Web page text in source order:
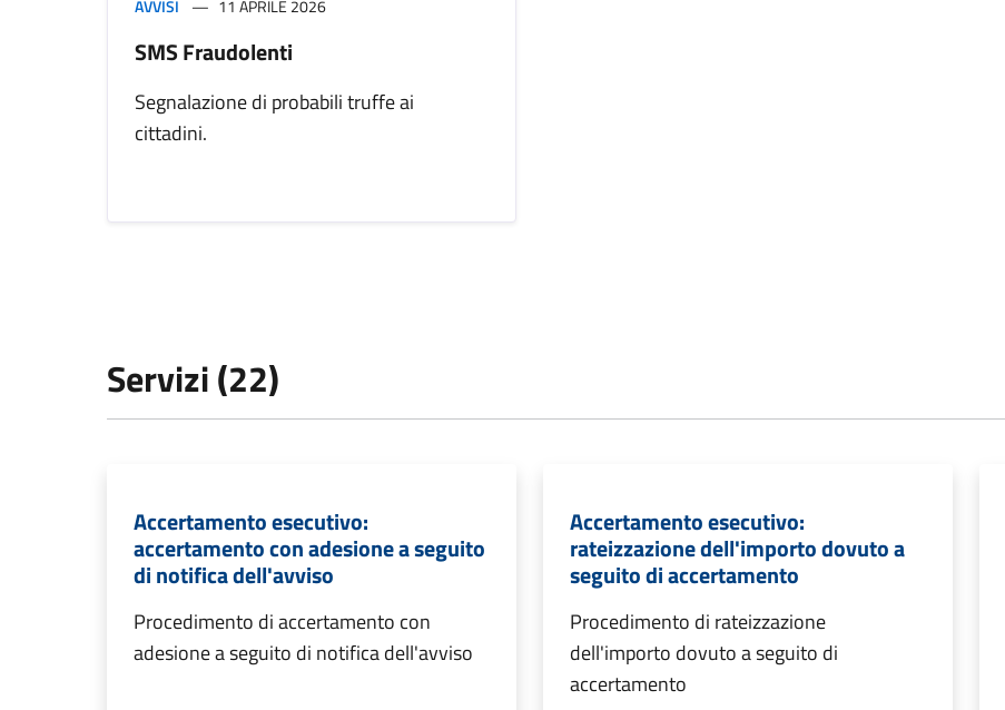
AVVISI 11 APRILE 2026
SMS Fraudolenti
Segnalazione di probabili truffe ai
cittadini.
Servizi (22)
Accertamento esecutivo:
accertamento con adesione a seguito
di notifica dell'avviso
Procedimento di accertamento con
adesione a seguito di notifica dell'avviso
Accertamento esecutivo:
rateizzazione dell'importo dovuto a
seguito di accertamento
Procedimento di rateizzazione
dell'importo dovuto a seguito di
accertamento